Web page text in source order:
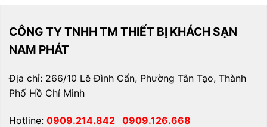
CÔNG TY TNHH TM THIẾT BỊ KHÁCH SẠN
NAM PHÁT
Địa chỉ: 266/10 Lê Đình Cẩn, Phường Tân Tạo, Thành
Phố Hồ Chí Minh
Hotline: 0909.214.842 0909.126.668